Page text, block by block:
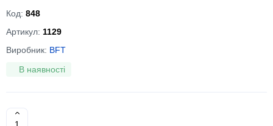
Код: 848
Артикул: 1129
Виробник: BFT
В наявності